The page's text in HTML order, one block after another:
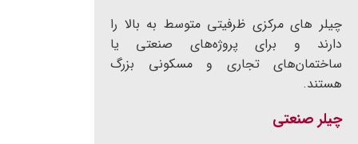
چیلر های مرکزی ظرفیتی متوسط به بالا را
دارند و برای پروژه‌های صنعتی یا
ساختمان‌های تجاری و مسکونی بزرگ
هستند.
چیلر صنعتی